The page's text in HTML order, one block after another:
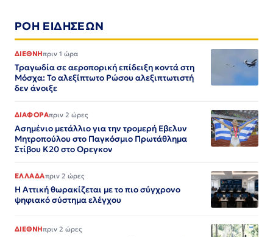
ΡΟΗ ΕΙΔΗΣΕΩΝ
ΔΙΕΘΝΗπριν 1 ώρα
Τραγωδία σε αεροπορική επίδειξη κοντά στη
Μόσχα: Το αλεξίπτωτο Ρώσου αλεξιπτωτιστή
δεν άνοιξε
ΔΙΑΦΟΡΑπριν 2 ώρες
Ασημένιο μετάλλιο για την τρομερή Εβελυν
Μητροπούλου στο Παγκόσμιο Πρωτάθλημα
Στίβου Κ20 στο Ορεγκον
ΕΛΛΑΔΑπριν 2 ώρες
Η Αττική θωρακίζεται με το πιο σύγχρονο
ψηφιακό σύστημα ελέγχου
ΔΙΕΘΝΗπριν 2 ώρες